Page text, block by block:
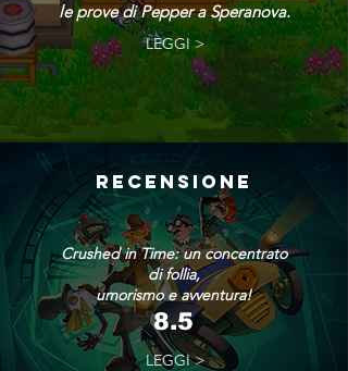
le prove di Pepper a Speranova.
LEGGI >
RECENSIONE
Crushed in Time: un concentrato
di follia,
umorismo e avventura!
8.5
LEGGI >